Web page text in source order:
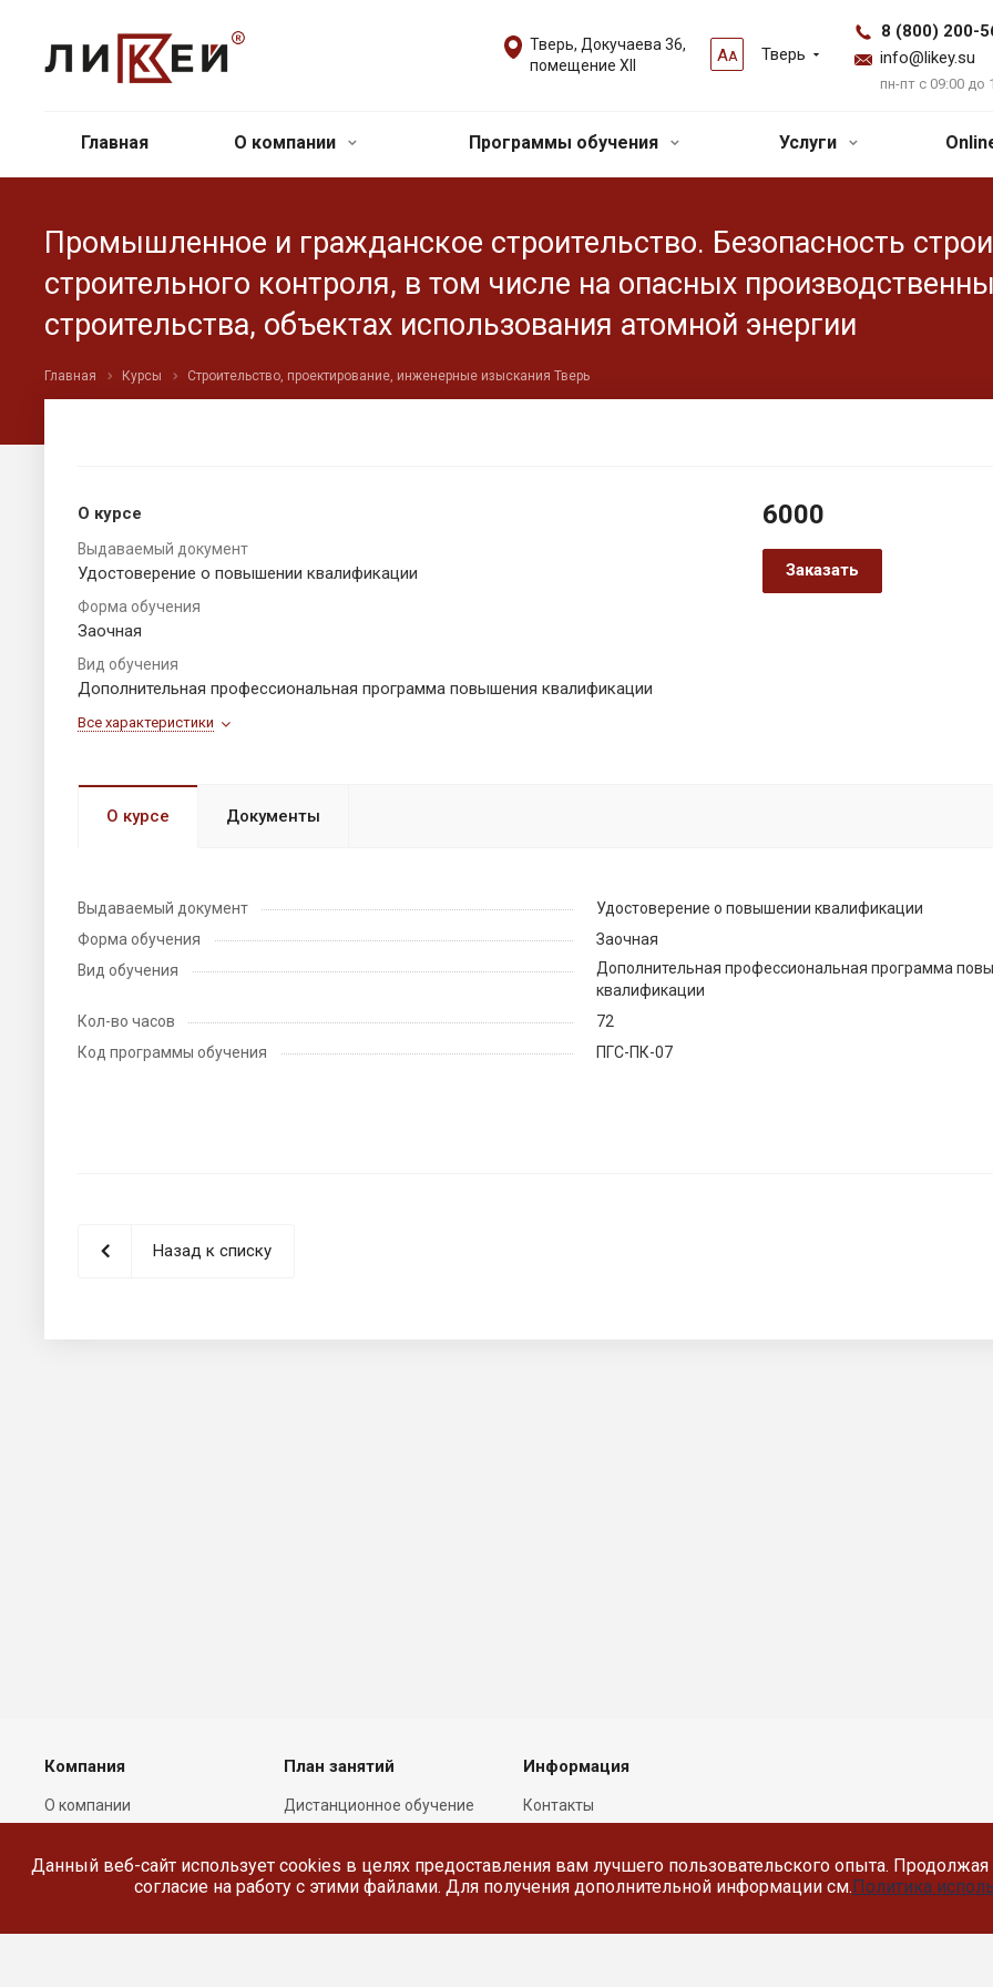
Данный веб-сайт использует cookies в целях предоставления вам лучшего пользовательского опыта. Продолжая
согласие на работу с этими файлами. Для получения дополнительной информации см.Политика
АА Тверь
8 (800) 200-
info@likey.su
пн-пт с 09:00 до
Тверь, Докучаева 36,
помещение XII
Главная О компании Программы обучения Услуги
Промышленное и гражданское строительство. Безопасность
строительного контроля, в том числе на опасных
строительства, объектах использования атомной энергии
Главная Курсы Строительство, проектирование, инженерные изыскания Тверь
О курсе
Выдаваемый документ
Удостоверение о повышении квалификации
Форма обучения
Заочная
Вид обучения
Дополнительная профессиональная программа повышения квалификации
Все характеристики
6000
Заказать
О курсе Документы
Выдаваемый документ
Удостоверение о повышении квалификации
Форма обучения
Заочная
Вид обучения
Дополнительная профессиональная программа
квалификации
Кол-во часов
72
Код программы обучения
ПГС-ПК-07
Назад к списку
Компания
О компании
Сотрудники
План занятий
Дистанционное обучение
документов
Информация
Контакты
Политика в отношении
обработки персональных